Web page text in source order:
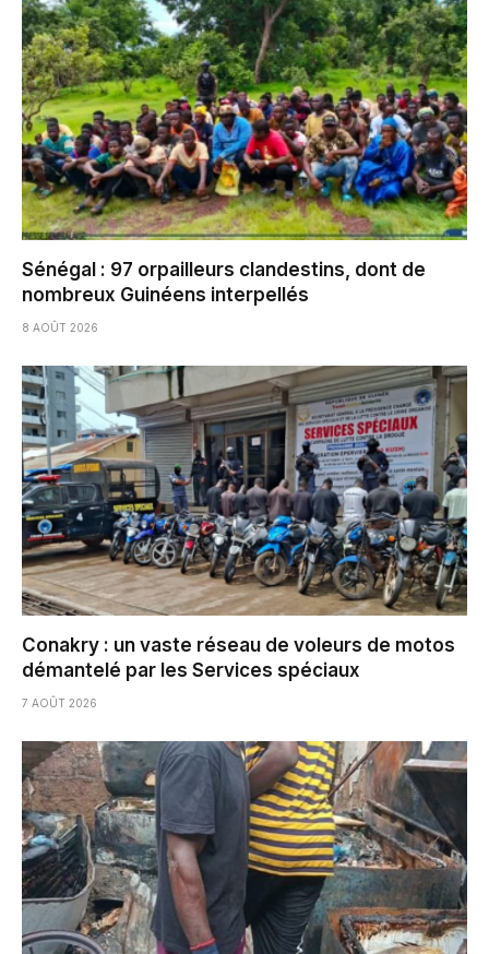
Sénégal : 97 orpailleurs clandestins, dont de
nombreux Guinéens interpellés
8 AOÛT 2026
Conakry : un vaste réseau de voleurs de motos
démantelé par les Services spéciaux
7 AOÛT 2026